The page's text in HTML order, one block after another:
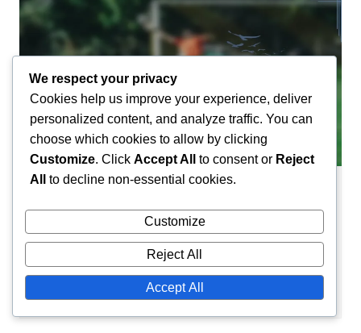
Sofyan Amrabats Leben: Erziehung,
familiäre Unterstützung, frühe
Ambitionen
17/02/2026
We respect your privacy
Cookies help us improve your experience, deliver
personalized content, and analyze traffic. You can
choose which cookies to allow by clicking
Customize. Click Accept All to consent or Reject
All
to decline non-essential cookies.
Customize
Reject All
Accept All